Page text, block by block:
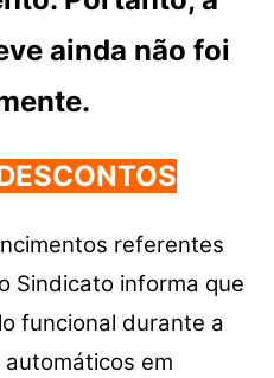
ainda não foi
referentes
Sindicato informa que
funcional durante a
em